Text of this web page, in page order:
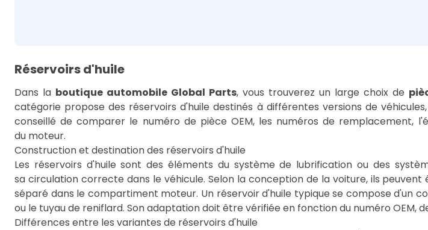
Réservoirs d'huile
Dans la boutique automobile Global Parts, vous trouverez un large choix de
catégorie propose des réservoirs d'huile destinés à différentes versions de
conseillé de comparer le numéro de pièce OEM, les numéros de remplacement,
du moteur.
Construction et destination des réservoirs d'huile
Les réservoirs d'huile sont des éléments du système de lubrification ou des
sa circulation correcte dans le véhicule. Selon la conception de la voiture, ils
séparé dans le compartiment moteur. Un réservoir d'huile typique se compose d'un
ou le tuyau de reniflard. Son adaptation doit être vérifiée en fonction du numéro OEM,
Différences entre les variantes de réservoirs d'huile